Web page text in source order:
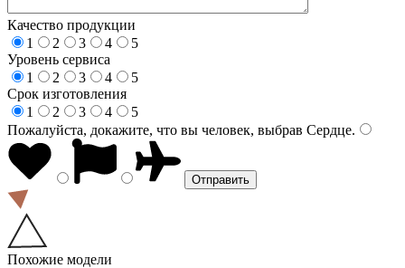
Качество продукции
1
2 3 4
5
Уровень сервиса
1
2 3 4
5
Срок изготовления
1
2 3 4
5
Пожалуйста, докажите, что вы человек, выбрав Сердце.
Похожие модели